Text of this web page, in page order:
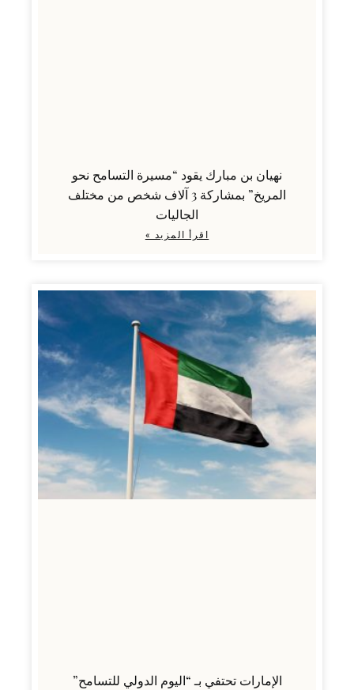
نهيان بن مبارك يقود “مسيرة التسامح نحو
المريخ” بمشاركة 3 آلاف شخص من مختلف
الجاليات
اقرأ المزيد »
الإمارات تحتفي بـ “اليوم الدولي للتسامح”